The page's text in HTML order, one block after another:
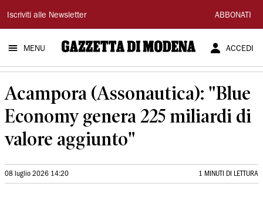
Gazzetta
di
Modena
Iscriviti alle Newsletter ABBONATI
MENU ACCEDI
Acampora (Assonautica): "Blue
Economy genera 225 miliardi di
valore aggiunto"
08 luglio 2026 14:20 1 MINUTI DI LETTURA